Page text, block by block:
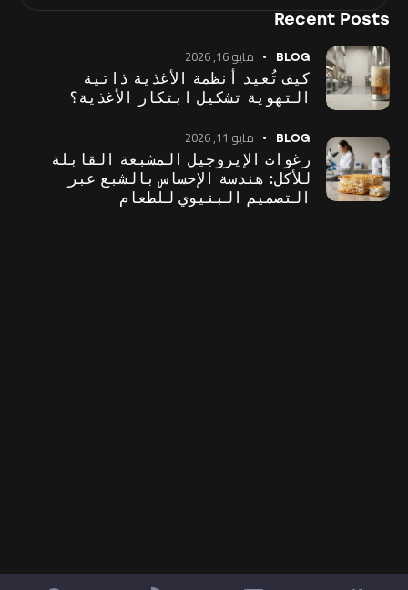
Recent Posts
BLOG مايو 16, 2026
كيف تُعيد أنظمة الأغذية ذاتية
التهوية تشكيل ابتكار الأغذية؟
BLOG مايو 11, 2026
رغوات الإيروجيل المشبعة القابلة
للأكل: هندسة الإحساس بالشبع عبر
التصميم البنيوي للطعام